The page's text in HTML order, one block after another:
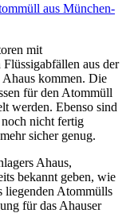
aus München-
mit
aus der
Ahaus kommen. Die
für den Atommüll
werden. Ebenso sind
nicht fertig
sicher genug.
Ahaus,
bekannt geben, wie
liegenden Atommülls
für das Ahauser